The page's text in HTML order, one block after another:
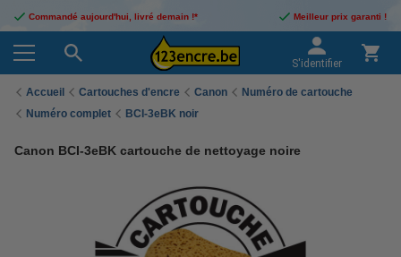
Commandé aujourd'hui, livré demain !* Meilleur prix garanti !
S'identifier
Accueil Cartouches d'encre Canon
Numéro de cartouche
Numéro complet
BCI-3eBK noir
Canon BCI-3eBK cartouche de nettoyage noire